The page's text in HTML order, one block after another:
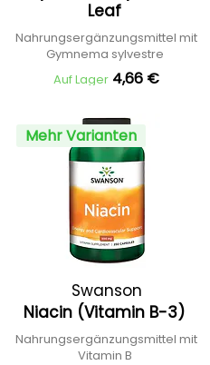
Leaf
Nahrungsergänzungsmittel mit
Gymnema sylvestre
Auf Lager 4,66 €
Mehr Varianten
Swanson
Niacin (Vitamin B-3)
Nahrungsergänzungsmittel mit
Vitamin B